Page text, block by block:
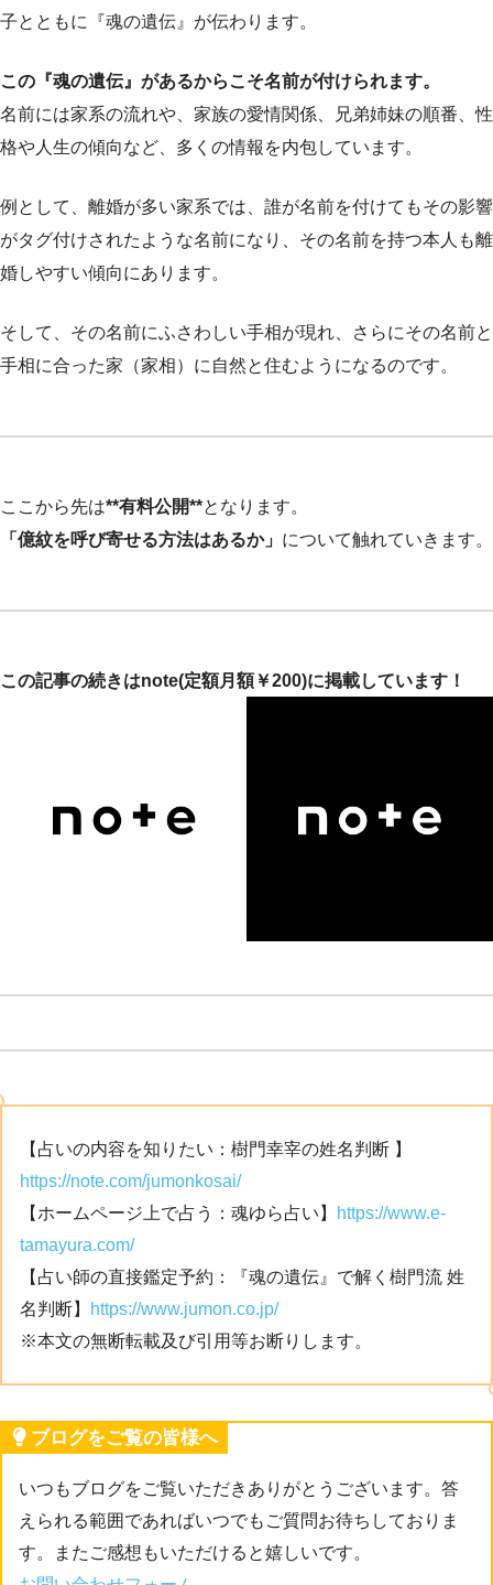
子とともに『魂の遺伝』が伝わります。
この『魂の遺伝』があるからこそ名前が付けられます。
名前には家系の流れや、家族の愛情関係、兄弟姉妹の順番、性
格や人生の傾向など、多くの情報を内包しています。
例として、離婚が多い家系では、誰が名前を付けてもその影響
がタグ付けされたような名前になり、その名前を持つ本人も離
婚しやすい傾向にあります。
そして、その名前にふさわしい手相が現れ、さらにその名前と
手相に合った家（家相）に自然と住むようになるのです。
ここから先は**有料公開**となります。
「億紋を呼び寄せる方法はあるか」 について触れていきます。
この記事の続きはnote(定額月額￥200)に掲載しています！
【占いの内容を知りたい：樹門幸宰の姓名判断 】
https://note.com/jumonkosai/
【ホームページ上で占う：魂ゆら占い】
https://www.e-
tamayura.com/
【占い師の直接鑑定予約：『魂の遺伝』で解く樹門流 姓
名判断】
https://www.jumon.co.jp/
※本文の無断転載及び引用等お断りします。
ブログをご覧の皆様へ
いつもブログをご覧いただきありがとうございます。答
えられる範囲であればいつでもご質問お待ちしておりま
す。またご感想もいただけると嬉しいです。